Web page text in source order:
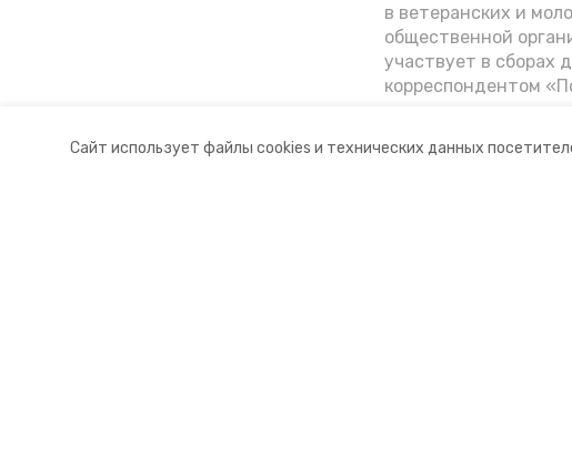
Сайт использует файлы cookies и технических данных
в ветеранских и
общественной
участвует в сборах
корреспондентом
ветеран рассказал
Ставрополье.